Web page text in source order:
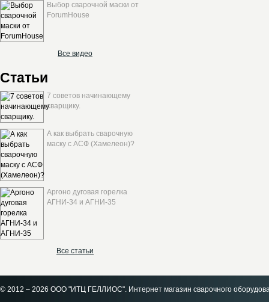
Выбор сварочной маски от
ForumHouse
Все видео
Статьи
7 советов начинающему
сварщику.
А как выбрать сварочную
маску с АСФ (Хамелеон)?
Аргоно дуговая горелка
АГНИ-34 и АГНИ-35
Все статьи
© 2012 – 2026 ООО "ИТЦ ГЕЛЛИОС". Интернет магазин сварочного